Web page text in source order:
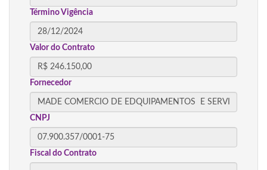
Término Vigência
Valor do Contrato
Fornecedor
CNPJ
Fiscal do Contrato